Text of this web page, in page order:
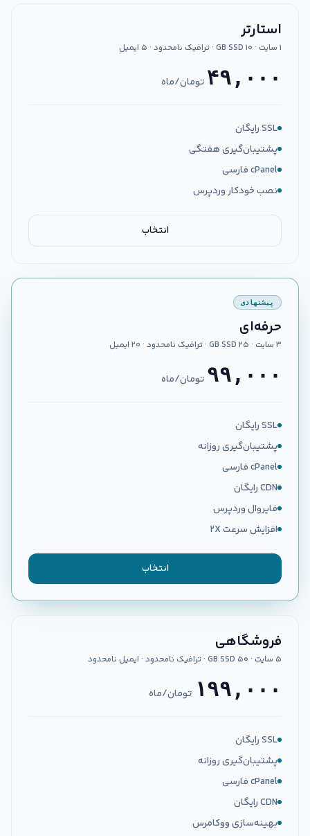
استارتر
۱ سایت · ۱۰ GB SSD · ترافیک نامحدود · ۵ ایمیل
۴۹,۰۰۰ تومان/ماه
SSL رایگان
پشتیبان‌گیری هفتگی
cPanel فارسی
نصب خودکار وردپرس
انتخاب
پیشنهادی
حرفه‌ای
۳ سایت · ۲۵ GB SSD · ترافیک نامحدود · ۲۰ ایمیل
۹۹,۰۰۰ تومان/ماه
SSL رایگان
پشتیبان‌گیری روزانه
cPanel فارسی
CDN رایگان
فایروال وردپرس
افزایش سرعت ۲X
انتخاب
فروشگاهی
۵ سایت · ۵۰ GB SSD · ترافیک نامحدود · ایمیل نامحدود
۱۹۹,۰۰۰ تومان/ماه
SSL رایگان
پشتیبان‌گیری روزانه
cPanel فارسی
CDN رایگان
بهینه‌سازی ووکامرس